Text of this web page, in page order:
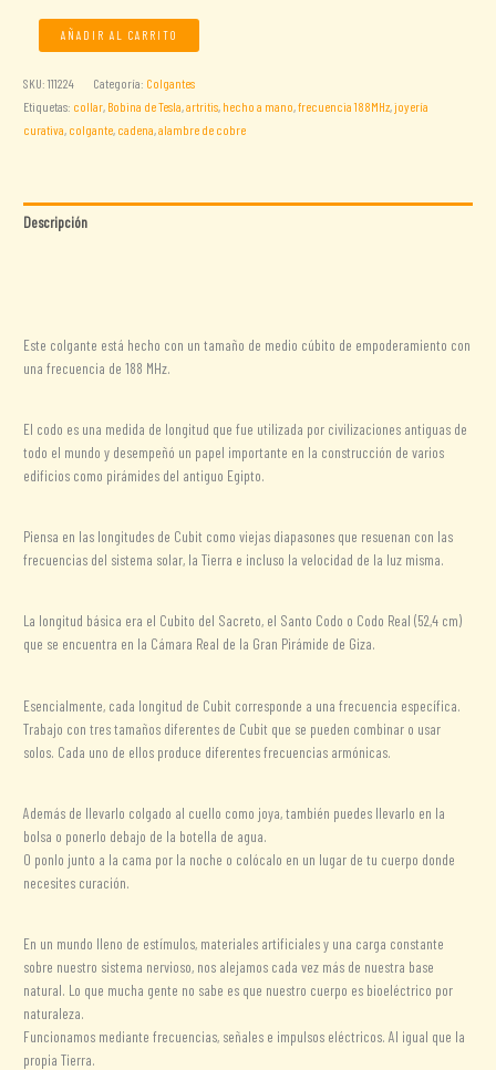
Colgante
con
bobina
de
cobre
(188mhz)
AÑADIR AL CARRITO
SKU:111224 Categoría: Colgantes
Etiquetas: collar, Bobina de Tesla,artritis, hecho a mano,frecuencia 188MHz,joyería
curativa, colgante, cadena,alambre de cobre
Descripción
Este colgante está hecho con un tamaño de medio cúbito de empoderamiento con
una frecuencia de 188 MHz.
El codo es una medida de longitud que fue utilizada por civilizaciones antiguas de
todo el mundo y desempeñó un papel importante en la construcción de varios
edificios como pirámides del antiguo Egipto.
Piensa en las longitudes de Cubit como viejas diapasones que resuenan con las
frecuencias del sistema solar, la Tierra e incluso la velocidad de la luz misma.
La longitud básica era el Cubito del Sacreto, el Santo Codo o Codo Real (52,4 cm)
que se encuentra en la Cámara Real de la Gran Pirámide de Giza.
Esencialmente, cada longitud de Cubit corresponde a una frecuencia específica.
Trabajo con tres tamaños diferentes de Cubit que se pueden combinar o usar
solos. Cada uno de ellos produce diferentes frecuencias armónicas.
Además de llevarlo colgado al cuello como joya, también puedes llevarlo en la
bolsa o ponerlo debajo de la botella de agua.
O ponlo junto a la cama por la noche o colócalo en un lugar de tu cuerpo donde
necesites curación.
En un mundo lleno de estímulos, materiales artificiales y una carga constante
sobre nuestro sistema nervioso, nos alejamos cada vez más de nuestra base
natural. Lo que mucha gente no sabe es que nuestro cuerpo es bioeléctrico por
naturaleza.
Funcionamos mediante frecuencias, señales e impulsos eléctricos. Al igual que la
propia Tierra.